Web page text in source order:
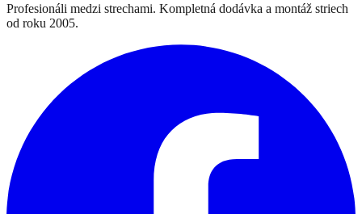
Profesionáli medzi strechami. Kompletná dodávka a montáž striech
od roku 2005.